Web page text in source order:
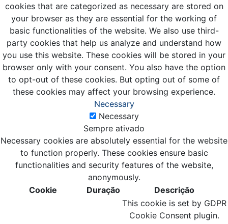
cookies that are categorized as necessary are stored on
your browser as they are essential for the working of
basic functionalities of the website. We also use third-
party cookies that help us analyze and understand how
you use this website. These cookies will be stored in your
browser only with your consent. You also have the option
to opt-out of these cookies. But opting out of some of
these cookies may affect your browsing experience.
Necessary
Necessary
Sempre ativado
Necessary cookies are absolutely essential for the website
to function properly. These cookies ensure basic
functionalities and security features of the website,
anonymously.
Cookie
Duração Descrição
This cookie is set by GDPR
Cookie Consent plugin.